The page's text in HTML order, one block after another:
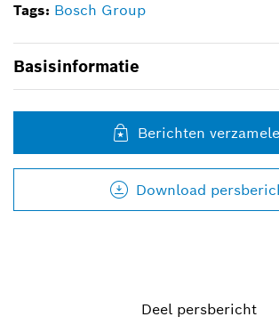
Tags: Bosch Group
Basisinformatie
Berichten
Download
Deel persbericht